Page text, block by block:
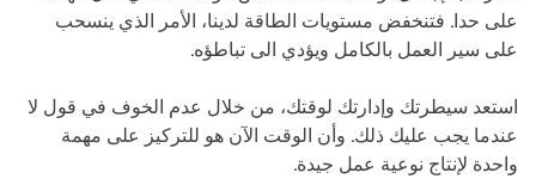
على حدا. فتنخفض مستويات الطاقة لدينا، الأمر الذي ينسحب
على سير العمل بالكامل ويؤدي الى تباطؤه.
استعد سيطرتك وإدارتك لوقتك، من خلال عدم الخوف في قول لا
عندما يجب عليك ذلك. وأن الوقت الآن هو للتركيز على مهمة
واحدة لإنتاج نوعية عمل جيدة.